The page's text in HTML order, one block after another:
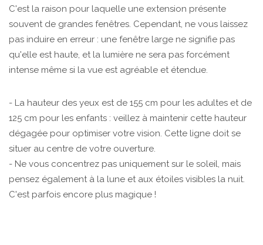
C'est la raison pour laquelle une extension présente
souvent de grandes fenêtres. Cependant, ne vous laissez
pas induire en erreur : une fenêtre large ne signifie pas
qu'elle est haute, et la lumière ne sera pas forcément
intense même si la vue est agréable et étendue.
- La hauteur des yeux est de 155 cm pour les adultes et de
125 cm pour les enfants : veillez à maintenir cette hauteur
dégagée pour optimiser votre vision. Cette ligne doit se
situer au centre de votre ouverture.
- Ne vous concentrez pas uniquement sur le soleil, mais
pensez également à la lune et aux étoiles visibles la nuit.
C'est parfois encore plus magique !